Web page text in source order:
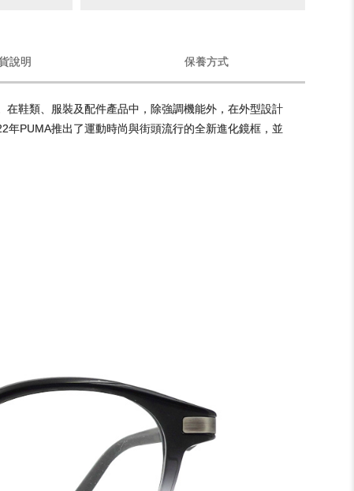
說明 保養方式
鞋類、服裝及配件產品中，除強調機能外，在外型設計
年PUMA推出了運動時尚與街頭流行的全新進化鏡框，並